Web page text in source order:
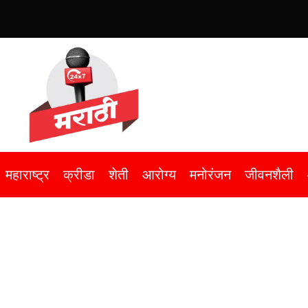
महाराष्ट्र क्रीडा शेती आरोग्य मनोरंजन जीवनशैली